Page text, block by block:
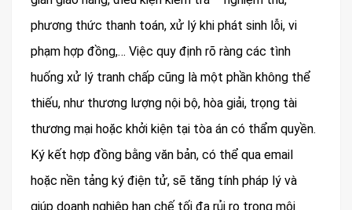
phương thức thanh toán, xử lý khi phát sinh lỗi, vi
phạm hợp đồng,… Việc quy định rõ ràng các tình
huống xử lý tranh chấp cũng là một phần không thể
thiếu, như thương lượng nội bộ, hòa giải, trọng tài
thương mại hoặc khởi kiện tại tòa án có thẩm quyền.
Ký kết hợp đồng bằng văn bản, có thể qua email
hoặc nền tảng ký điện tử, sẽ tăng tính pháp lý và
giúp doanh nghiệp hạn chế tối đa rủi ro trong môi